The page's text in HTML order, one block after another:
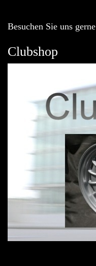
Besuchen Sie uns
Clubshop